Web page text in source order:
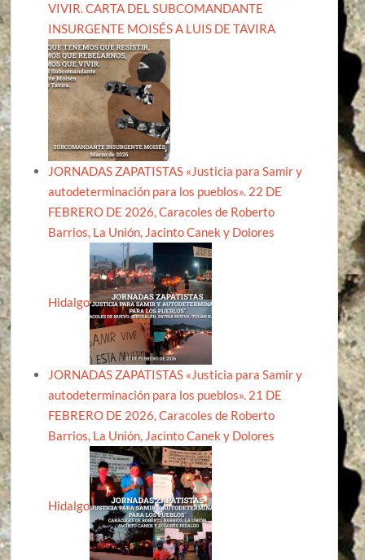
VIVIR. CARTA DEL SUBCOMANDANTE
INSURGENTE MOISÉS A LUIS DE TAVIRA
JORNADAS ZAPATISTAS «Justicia para Samir y
autodeterminación para los pueblos». 22 DE
FEBRERO DE 2026, Caracoles de Roberto
Barrios, La Unión, Jacinto Canek y Dolores
Hidalgo
JORNADAS ZAPATISTAS «Justicia para Samir y
autodeterminación para los pueblos». 21 DE
FEBRERO DE 2026, Caracoles de Roberto
Barrios, La Unión, Jacinto Canek y Dolores
Hidalgo